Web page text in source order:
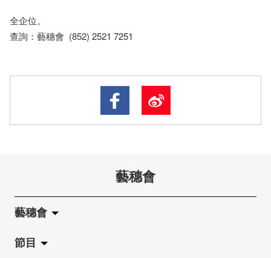
全企位。
查詢：藝穗會 (852) 2521 7251
藝穗會
藝穗會
關於藝穗會
節目